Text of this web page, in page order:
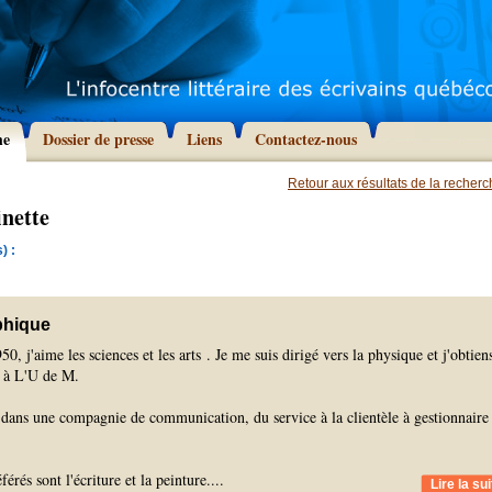
Dossier de presse Liens Contactez-nous
Retour aux résultats de la
:
j'aime les sciences et les arts . Je me suis dirigé vers la physique et
à L'U de M.
une compagnie de communication, du service à la clientèle à gestionnaire
sont l'écriture et la peinture.... Lire la